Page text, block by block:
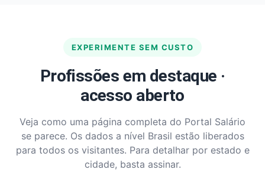
EXPERIMENTE SEM CUSTO
Profissões em destaque ·
acesso aberto
Veja como uma página completa do Portal Salário
se parece. Os dados a nível Brasil estão liberados
para todos os visitantes. Para detalhar por estado e
cidade, basta assinar.